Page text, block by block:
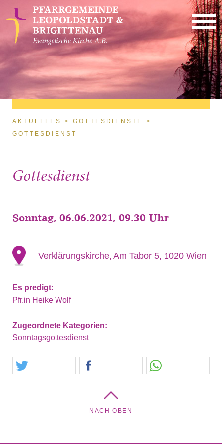
Direkt zum Inhalt
Sie sind hier
AKTUELLES
GOTTESDIENSTE
GOTTESDIENST
Gottesdienst
Sonntag, 06.06.2021, 09.30 Uhr
Verklärungskirche, Am Tabor 5, 1020 Wien
Es predigt:
Pfr.in Heike Wolf
Zugeordnete Kategorien:
Sonntagsgottesdienst
NACH OBEN